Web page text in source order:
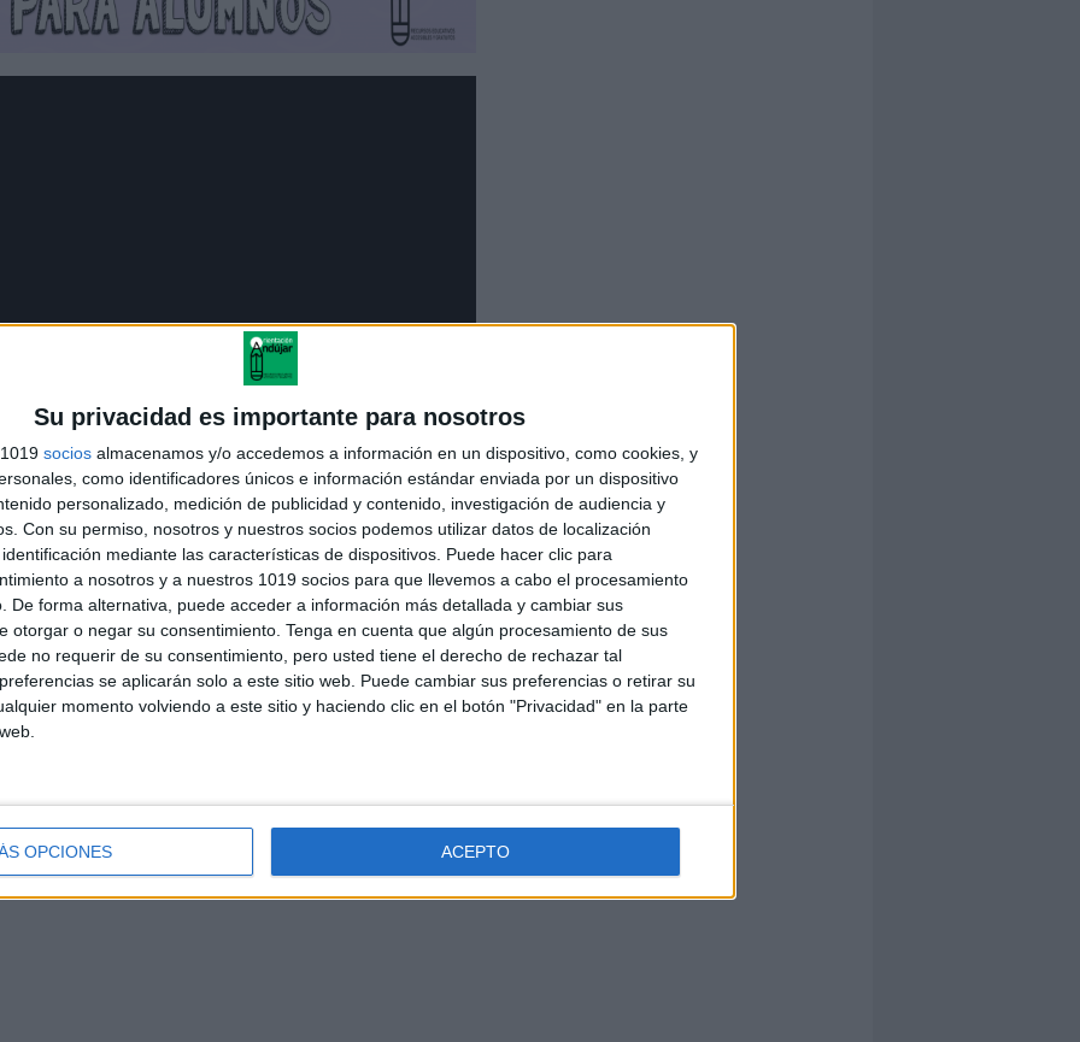
Su privacidad es importante para nosotros
socios almacenamos y/o accedemos a información en un dispositivo, como cookies, y
como identificadores únicos e información estándar enviada por un dispositivo
personalizado, medición de publicidad y contenido, investigación de audiencia y
Con su permiso, nosotros y nuestros socios podemos utilizar datos de localización
mediante las características de dispositivos. Puede hacer clic para
a nosotros y a nuestros 1019 socios para que llevemos a cabo el procesamiento
De forma alternativa, puede acceder a información más detallada y cambiar sus
otorgar o negar su consentimiento. Tenga en cuenta que algún procesamiento de sus
no requerir de su consentimiento, pero usted tiene el derecho de rechazar tal
se aplicarán solo a este sitio web. Puede cambiar sus preferencias o retirar su
momento volviendo a este sitio y haciendo clic en el botón "Privacidad" en la parte
OPCIONES ACEPTO
view/todopar…
view/quintoc…